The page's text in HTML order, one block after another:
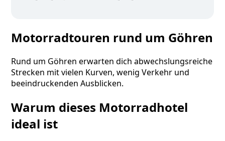
Motorradtouren rund um Göhren
Rund um Göhren erwarten dich abwechslungsreiche
Strecken mit vielen Kurven, wenig Verkehr und
beeindruckenden Ausblicken.
Warum dieses Motorradhotel
ideal ist